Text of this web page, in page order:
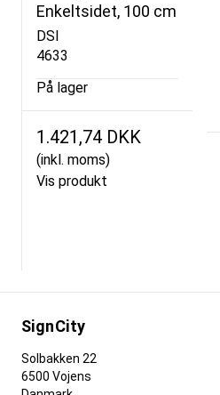
Enkeltsidet, 100 cm
DSI
4633
På lager
1.421,74 DKK
(inkl. moms)
Vis produkt
SignCity
Solbakken 22
6500 Vojens